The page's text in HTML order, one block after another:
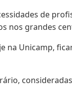
de
nos grandes
na Unicamp,